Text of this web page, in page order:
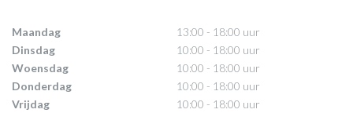
Maandag
13:00 - 18:00 uur
Dinsdag
10:00 - 18:00 uur
Woensdag
10:00 - 18:00 uur
Donderdag
10:00 - 18:00 uur
Vrijdag
10:00 - 18:00 uur